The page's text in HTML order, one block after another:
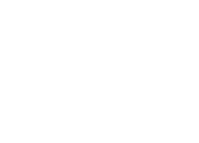
für Gruppen von 10 Personen